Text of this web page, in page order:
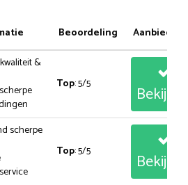
Beoordeling
&
Top: 5/5
scherpe
Top: 5/5